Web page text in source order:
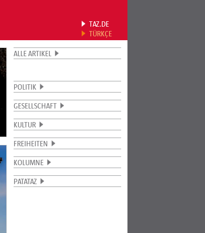
TAZ.DE
TÜRKÇE
ALLE ARTIKEL
POLITIK
GESELLSCHAFT
KULTUR
FREIHEITEN
KOLUMNE
PATATAZ